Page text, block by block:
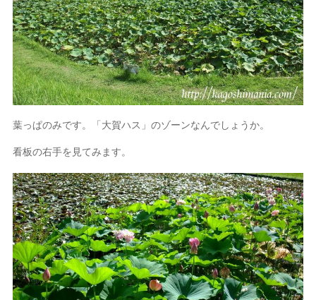
葉っぱのみです。「大賀ハス」のゾーンなんでしょうか。
看板の右手を見てみます。